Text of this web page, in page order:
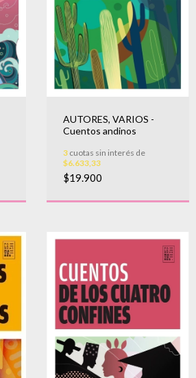
AUTORES, VARIOS -
Cuentos andinos
3 cuotas sin interés de
$6.633,33
$19.900